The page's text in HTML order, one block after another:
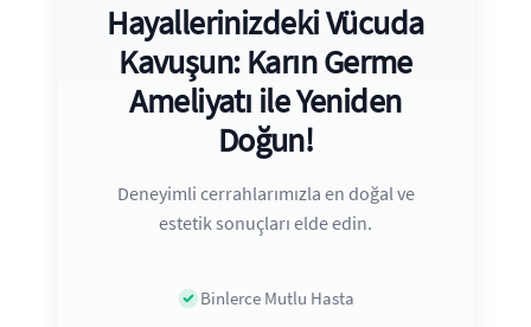
Hayallerinizdeki Vücuda
Kavuşun: Karın Germe
Ameliyatı ile Yeniden
Doğun!
Deneyimli cerrahlarımızla en doğal ve
estetik sonuçları elde edin.
Binlerce Mutlu Hasta